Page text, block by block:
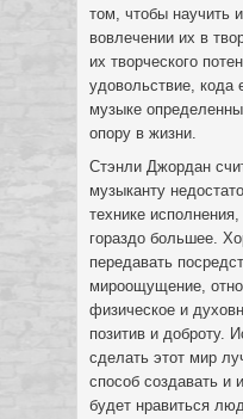
том, чтобы научить
вовлечении их в
их творческого
удовольствие, кода
музыке
опору в жизни.
Стэнли Джордан
музыканту
технике
гораздо большее.
передавать
мироощущение,
физическое и
позитив и доброту.
сделать этот мир
способ создавать и
будет нравиться